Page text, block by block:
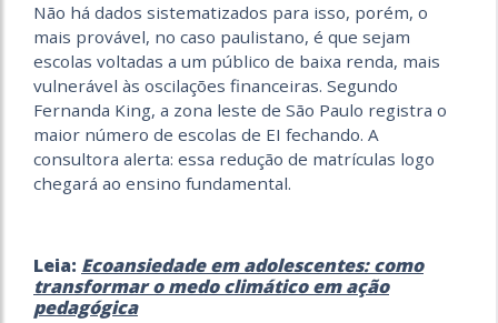
Não há dados sistematizados para isso, porém, o
mais provável, no caso paulistano, é que sejam
escolas voltadas a um público de baixa renda, mais
vulnerável às oscilações financeiras. Segundo
Fernanda King, a zona leste de São Paulo registra o
maior número de escolas de EI fechando. A
consultora alerta: essa redução de matrículas logo
chegará ao ensino fundamental.
Leia: Ecoansiedade em adolescentes: como
transformar o medo climático em ação
pedagógica